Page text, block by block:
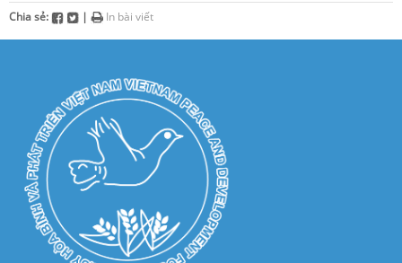
Chia sẻ: | In bài viết